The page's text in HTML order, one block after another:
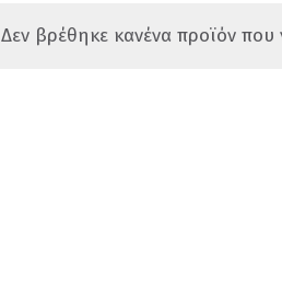
Δεν βρέθηκε κανένα προϊόν που